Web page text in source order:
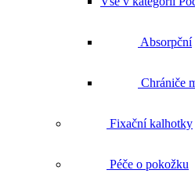
Absorpční
Chrániče
Fixační kalhotky
Péče o pokožku